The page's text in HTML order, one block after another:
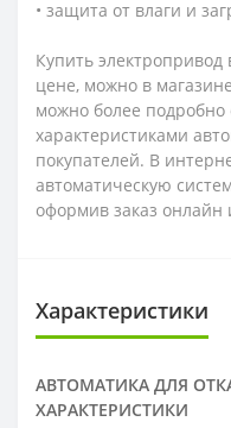
• защита от влаги и
Купить
цене, можно в
можно более подробно
характеристиками
покупателей. В
автоматическую
оформив заказ онлайн
Характеристики
АВТОМАТИКА ДЛЯ
ХАРАКТЕРИСТИКИ